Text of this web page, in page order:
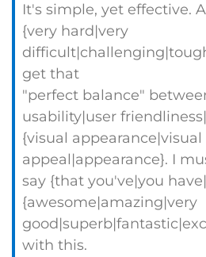
It's simple, yet effective.
{very hard|very
get that
"perfect balance"
usability|user
{visual appearance|visual
appeal|appearance}. I
say {that you've|you
{awesome|amazing|very
with this.